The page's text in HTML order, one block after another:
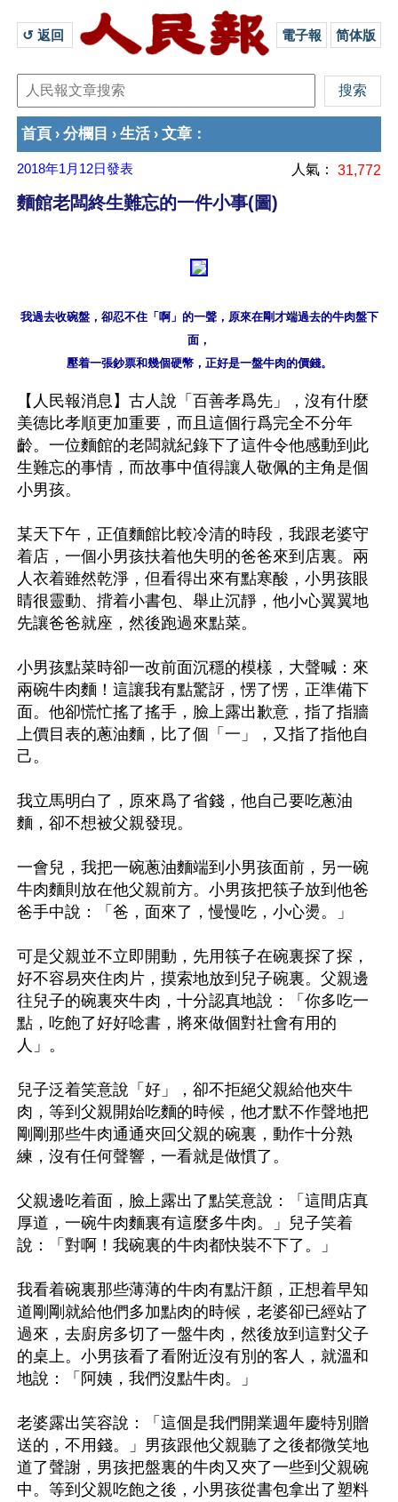
↺ 返回 電子報 简体版
首頁 › 分欄目 › 生活 › 文章 ：
2018年1月12日發表 人氣： 31,772
麵館老闆終生難忘的一件小事(圖)
我過去收碗盤，卻忍不住「啊」的一聲，原來在剛才端過去的牛肉盤下
面，
【人民報消息】古人說「百善孝爲先」，沒有什麼
美德比孝順更加重要，而且這個行爲完全不分年
齡。一位麵館的老闆就紀錄下了這件令他感動到此
生難忘的事情，而故事中值得讓人敬佩的主角是個
小男孩。
某天下午，正值麵館比較冷清的時段，我跟老婆守
着店，一個小男孩扶着他失明的爸爸來到店裏。兩
人衣着雖然乾淨，但看得出來有點寒酸，小男孩眼
睛很靈動、揹着小書包、舉止沉靜，他小心翼翼地
先讓爸爸就座，然後跑過來點菜。
小男孩點菜時卻一改前面沉穩的模樣，大聲喊：來
兩碗牛肉麵！這讓我有點驚訝，愣了愣，正準備下
面。他卻慌忙搖了搖手，臉上露出歉意，指了指牆
上價目表的蔥油麵，比了個「一」，又指了指他自
己。
我立馬明白了，原來爲了省錢，他自己要吃蔥油
麵，卻不想被父親發現。
一會兒，我把一碗蔥油麵端到小男孩面前，另一碗
牛肉麵則放在他父親前方。小男孩把筷子放到他爸
爸手中說：「爸，面來了，慢慢吃，小心燙。」
可是父親並不立即開動，先用筷子在碗裏探了探，
好不容易夾住肉片，摸索地放到兒子碗裏。父親邊
往兒子的碗裏夾牛肉，十分認真地說：「你多吃一
點，吃飽了好好唸書，將來做個對社會有用的
人」。
兒子泛着笑意說「好」，卻不拒絕父親給他夾牛
肉，等到父親開始吃麵的時候，他才默不作聲地把
剛剛那些牛肉通通夾回父親的碗裏，動作十分熟
練，沒有任何聲響，一看就是做慣了。
父親邊吃着面，臉上露出了點笑意說：「這間店真
厚道，一碗牛肉麵裏有這麼多牛肉。」兒子笑着
說：「對啊！我碗裏的牛肉都快裝不下了。」
我看着碗裏那些薄薄的牛肉有點汗顏，正想着早知
道剛剛就給他們多加點肉的時候，老婆卻已經站了
過來，去廚房多切了一盤牛肉，然後放到這對父子
的桌上。小男孩看了看附近沒有別的客人，就溫和
地說：「阿姨，我們沒點牛肉。」
老婆露出笑容說：「這個是我們開業週年慶特別贈
送的，不用錢。」男孩跟他父親聽了之後都微笑地
道了聲謝，男孩把盤裏的牛肉又夾了一些到父親碗
中。等到父親吃飽之後，小男孩從書包拿出了塑料